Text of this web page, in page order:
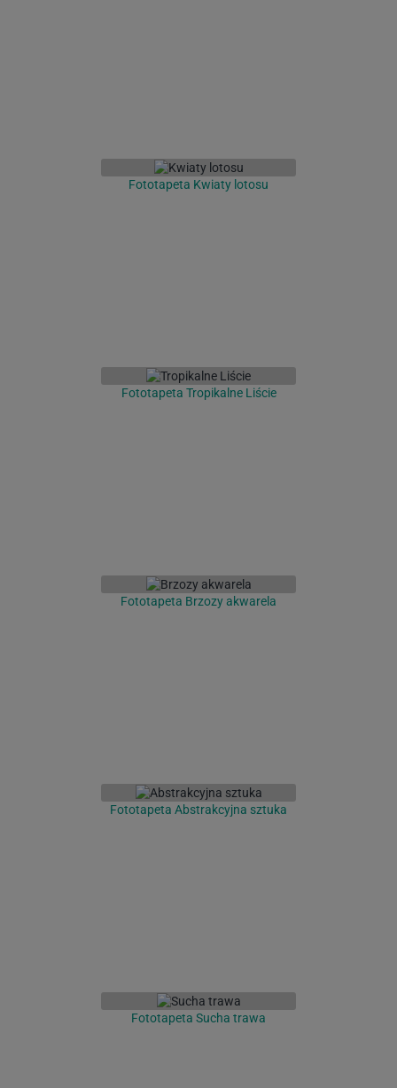
Fototapeta Kwiaty lotosu
Fototapeta Tropikalne Liście
Fototapeta Brzozy akwarela
Fototapeta Abstrakcyjna sztuka
Fototapeta Sucha trawa